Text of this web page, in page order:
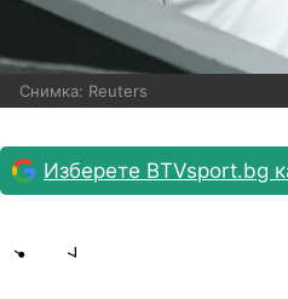
Снимка: Reuters
Изберете BTVsport.bg